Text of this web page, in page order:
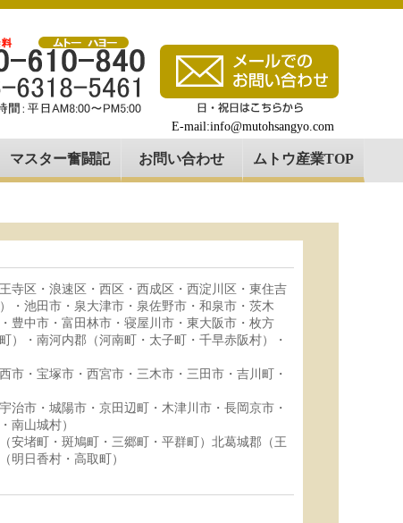
E-mail:info@mutohsangyo.com
マスター奮闘記 お問い合わせ ムトウ産業TOP
寺区・浪速区・西区・西成区・西淀川区・東住吉
・池田市・泉大津市・泉佐野市・和泉市・茨木
豊中市・富田林市・寝屋川市・東大阪市・枚方
・南河内郡（河南町・太子町・千早赤阪村）・
・宝塚市・西宮市・三木市・三田市・吉川町・
市・城陽市・京田辺町・木津川市・長岡京市・
南山城村）
安堵町・斑鳩町・三郷町・平群町）北葛城郡（王
明日香村・高取町）